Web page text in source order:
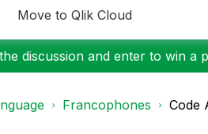
Move to Qlik Cloud
discussion and enter to win a
Francophones Code